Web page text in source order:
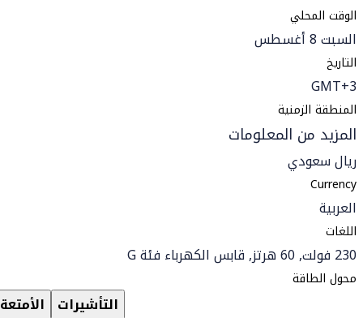
الوقت المحلي
السبت 8 أغسطس
التاريخ
GMT+3
المنطقة الزمنية
المزيد من المعلومات
ريال سعودي
Currency
العربية
اللغات
230 فولت, 60 هرتز, قابس الكهرباء فئة G
محول الطاقة
الأمتعة التأشيرات